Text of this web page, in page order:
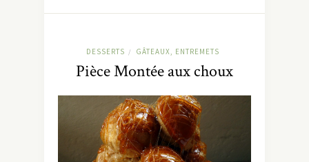
DESSERTS / GÂTEAUX, ENTREMETS
Pièce Montée aux choux